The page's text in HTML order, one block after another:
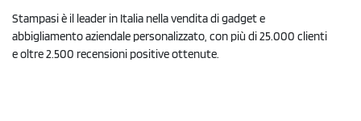
Stampasi è il leader in Italia nella vendita di gadget e
abbigliamento aziendale personalizzato, con più di 25.000 clienti
e oltre 2.500 recensioni positive ottenute.